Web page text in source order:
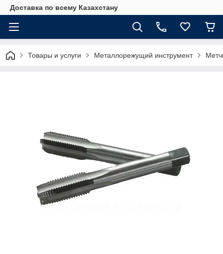
Доставка по всему Казахстану
Товары и услуги Металлорежущий инструмент